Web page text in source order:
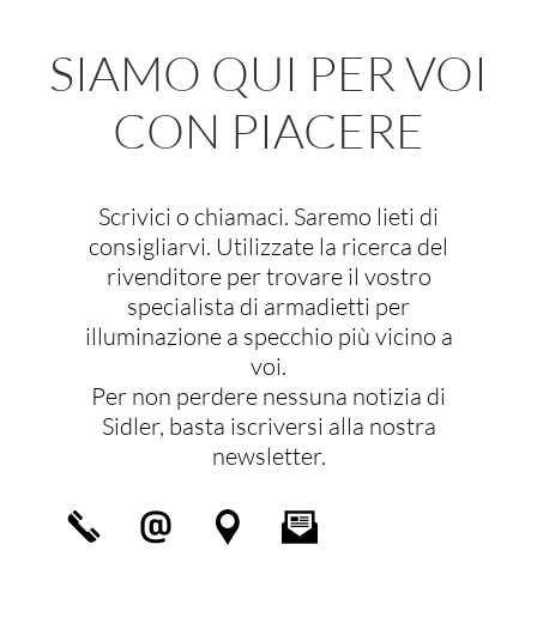
Mon, Tues, Wed, Thur, Fri, Sat
BADELEMENT AG
Telefono:032 621 11 31
Fax:032 621 11 32
09:30 AM - 06:30 PM
Mon, Tues, Wed, Thur, Fri, Sat
Kasernenpl. 2
0412401230
SIAMO QUI PER VOI
CON PIACERE
Scrivici o chiamaci. Saremo lieti di
consigliarvi. Utilizzate la ricerca del
rivenditore per trovare il vostro
specialista di armadietti per
illuminazione a specchio più vicino a
voi.
Per non perdere nessuna notizia di
Sidler, basta iscriversi alla nostra
newsletter.